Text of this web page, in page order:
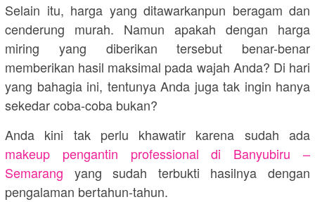
Selain itu, harga yang ditawarkanpun beragam dan
cenderung murah. Namun apakah dengan harga
miring yang diberikan tersebut benar-benar
memberikan hasil maksimal pada wajah Anda? Di hari
yang bahagia ini, tentunya Anda juga tak ingin hanya
sekedar coba-coba bukan?
Anda kini tak perlu khawatir karena sudah ada
makeup pengantin professional di Banyubiru –
Semarang yang sudah terbukti hasilnya dengan
pengalaman bertahun-tahun.